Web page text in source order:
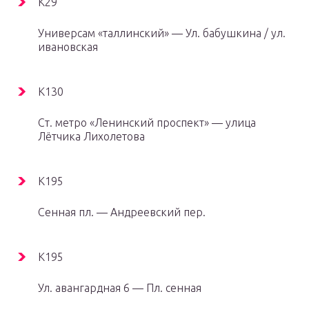
Универсам «таллинский» — Ул. бабушкина / ул.
ивановская
К130
Ст. метро «Ленинский проспект» — улица
Лётчика Лихолетова
К195
Сенная пл. — Андреевский пер.
К195
Ул. авангардная 6 — Пл. сенная